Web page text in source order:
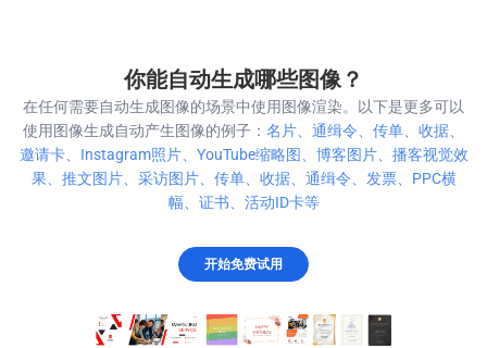
你能自动生成哪些图像？
在任何需要自动生成图像的场景中使用图像渲染。以下是更多可以
使用图像生成自动产生图像的例子： 名片、通缉令、传单、收据、
邀请卡、Instagram照片、YouTube缩略图、博客图片、播客视觉效
果、推文图片、采访图片、传单、收据、通缉令、发票、PPC横
幅、证书、活动ID卡等
开始免费试用